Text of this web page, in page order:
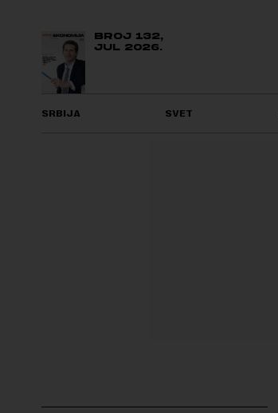
BROJ 132,
JUL 2026.
SRBIJA SVET